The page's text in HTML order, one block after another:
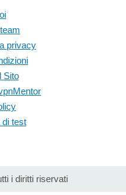
privacy
Sito
di test
i diritti riservati